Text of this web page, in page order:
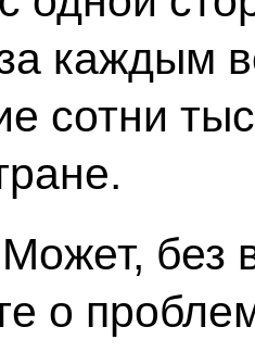
каждым
сотни
Может, без
о